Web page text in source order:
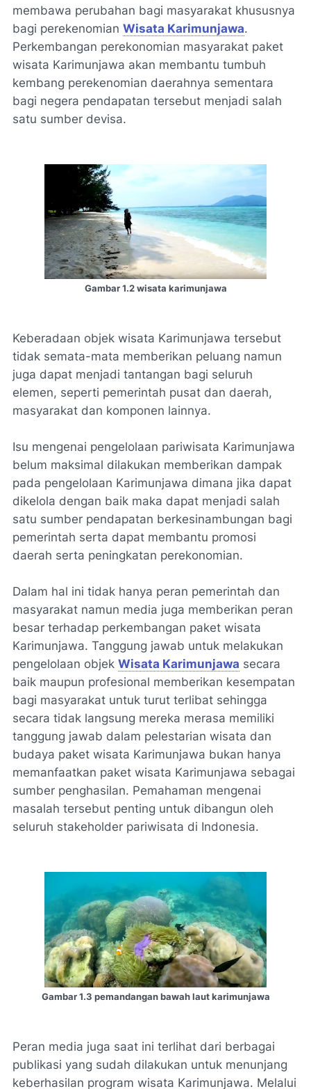
membawa perubahan bagi masyarakat khususnya
bagi perekenomian Wisata Karimunjawa.
Perkembangan perekonomian masyarakat paket
wisata Karimunjawa akan membantu tumbuh
kembang perekenomian daerahnya sementara
bagi negera pendapatan tersebut menjadi salah
satu sumber devisa.
Gambar 1.2 wisata karimunjawa
Keberadaan objek wisata Karimunjawa tersebut
tidak semata-mata memberikan peluang namun
juga dapat menjadi tantangan bagi seluruh
elemen, seperti pemerintah pusat dan daerah,
masyarakat dan komponen lainnya.
Isu mengenai pengelolaan pariwisata Karimunjawa
belum maksimal dilakukan memberikan dampak
pada pengelolaan Karimunjawa dimana jika dapat
dikelola dengan baik maka dapat menjadi salah
satu sumber pendapatan berkesinambungan bagi
pemerintah serta dapat membantu promosi
daerah serta peningkatan perekonomian.
Dalam hal ini tidak hanya peran pemerintah dan
masyarakat namun media juga memberikan peran
besar terhadap perkembangan paket wisata
Karimunjawa. Tanggung jawab untuk melakukan
pengelolaan objek Wisata Karimunjawa secara
baik maupun profesional memberikan kesempatan
bagi masyarakat untuk turut terlibat sehingga
secara tidak langsung mereka merasa memiliki
tanggung jawab dalam pelestarian wisata dan
budaya paket wisata Karimunjawa bukan hanya
memanfaatkan paket wisata Karimunjawa sebagai
sumber penghasilan. Pemahaman mengenai
masalah tersebut penting untuk dibangun oleh
seluruh stakeholder pariwisata di Indonesia.
Gambar 1.3 pemandangan bawah laut karimunjawa
Peran media juga saat ini terlihat dari berbagai
publikasi yang sudah dilakukan untuk menunjang
keberhasilan program wisata Karimunjawa. Melalui